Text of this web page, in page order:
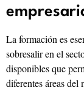
La formación es
sobresalir en el
disponibles que
diferentes áreas del